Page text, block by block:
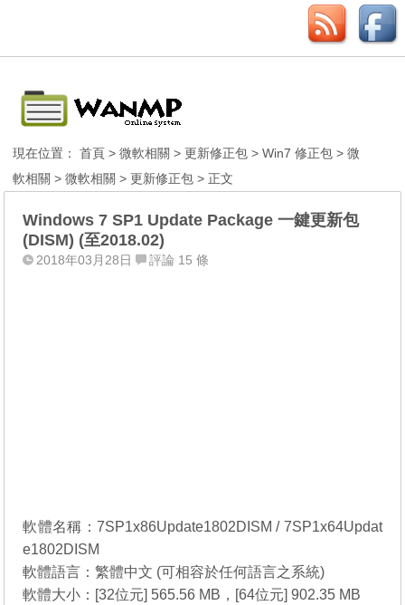
現在位置：首頁 >微軟相關 >更新修正包 >Win7 修正包 >微
軟相關 >微軟相關 >更新修正包 > 正文
Windows 7 SP1 Update Package 一鍵更新包
(DISM) (至2018.02)
2018年03月28日 評論 15 條
軟體名稱：7SP1x86Update1802DISM / 7SP1x64Updat
e1802DISM
軟體語言：繁體中文 (可相容於任何語言之系統)
軟體大小：[32位元] 565.56 MB，[64位元] 902.35 MB